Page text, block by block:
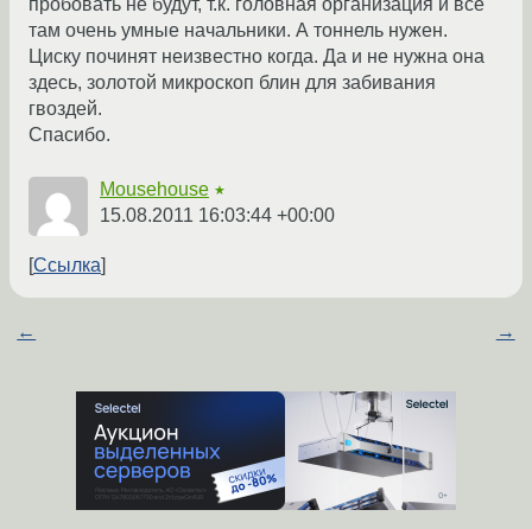
пробовать не будут, т.к. головная организация и все
там очень умные начальники. А тоннель нужен.
Циску починят неизвестно когда. Да и не нужна она
здесь, золотой микроскоп блин для забивания
гвоздей.
Спасибо.
Mousehouse ★
15.08.2011 16:03:44 +00:00
Ссылка
← →